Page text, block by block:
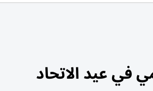
في عيد الاتحاد